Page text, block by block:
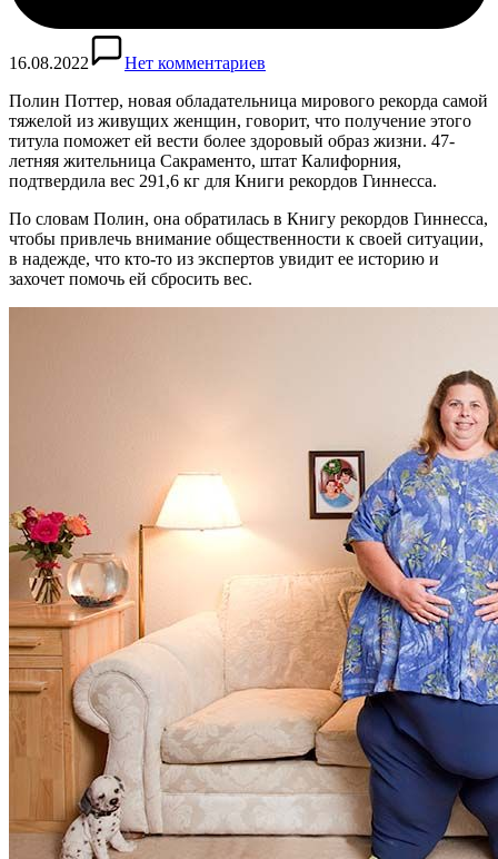
16.08.2022
Нет комментариев
Полин Поттер, новая обладательница мирового рекорда самой
тяжелой из живущих женщин, говорит, что получение этого
титула поможет ей вести более здоровый образ жизни. 47-
летняя жительница Сакраменто, штат Калифорния,
подтвердила вес 291,6 кг для Книги рекордов Гиннесса.
По словам Полин, она обратилась в Книгу рекордов Гиннесса,
чтобы привлечь внимание общественности к своей ситуации,
в надежде, что кто-то из экспертов увидит ее историю и
захочет помочь ей сбросить вес.